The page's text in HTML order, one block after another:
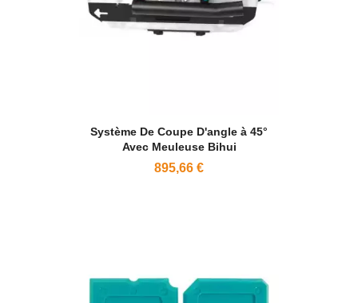
Système De Coupe D'angle à 45°
Avec Meuleuse Bihui
895,66 €